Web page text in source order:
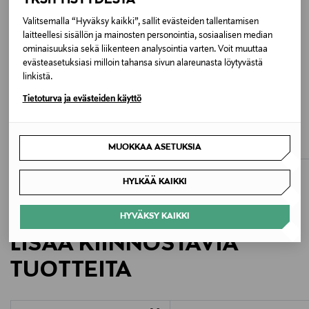
Valitsemalla “Hyväksy kaikki”, sallit evästeiden tallentamisen
laitteellesi sisällön ja mainosten personointia, sosiaalisen median
ominaisuuksia sekä liikenteen analysointia varten. Voit muuttaa
evästeasetuksiasi milloin tahansa sivun alareunasta löytyvästä
linkistä.
Tietoturva ja evästeiden käyttö
MUOKKAA ASETUKSIA
HYLKÄÄ KAIKKI
HYVÄKSY KAIKKI
Väri
545A BLOOMING LILAC
Valmistusmaa
Reima Oy
Valmistajan osoite
ALE –41%
Discounted Price
65,40 € Original Price
110,00 €
Original Price
49,95 €
LISÄÄ KIINNOSTAVIA
TUOTTEITA